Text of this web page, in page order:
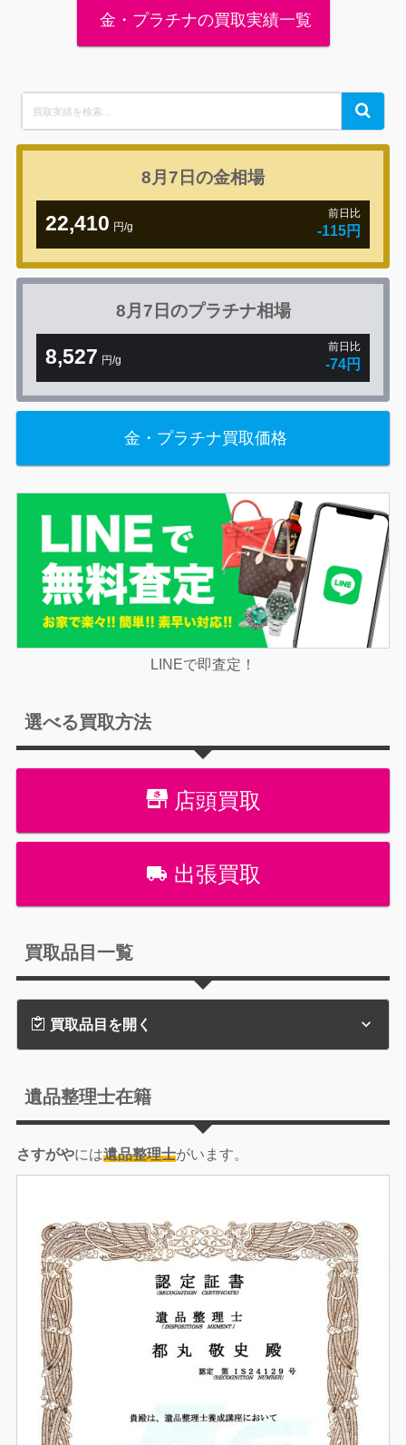
金・プラチナの買取実績一覧
for:
Search
8月7日の金相場
22,410 円/g
前日比
-115円
8月7日のプラチナ相場
8,527 円/g
前日比
-74円
金・プラチナ買取価格
LINEで即査定！
選べる買取方法
店頭買取
出張買取
買取品目一覧
買取品目を開く
遺品整理士在籍
さすがやには遺品整理士がいます。